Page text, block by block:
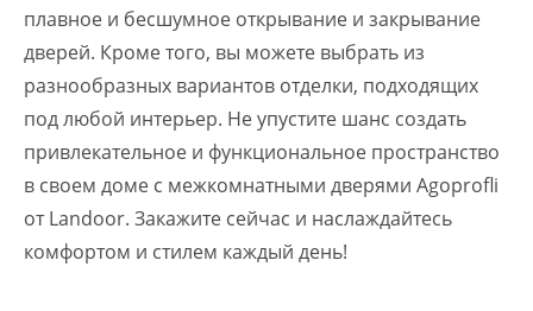
плавное и бесшумное открывание и закрывание
дверей. Кроме того, вы можете выбрать из
разнообразных вариантов отделки, подходящих
под любой интерьер. Не упустите шанс создать
привлекательное и функциональное пространство
в своем доме с межкомнатными дверями Agoprofli
от Landoor. Закажите сейчас и наслаждайтесь
комфортом и стилем каждый день!